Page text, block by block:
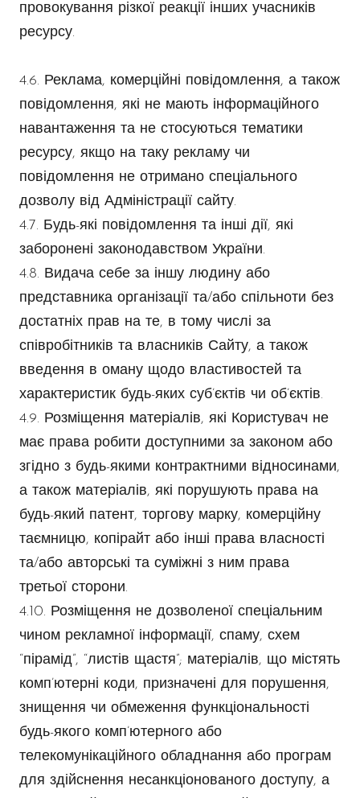
провокування різкої реакції інших учасників
ресурсу.
4.6. Реклама, комерційні повідомлення, а також
повідомлення, які не мають інформаційного
навантаження та не стосуються тематики
ресурсу, якщо на таку рекламу чи
повідомлення не отримано спеціального
дозволу від Адміністрації сайту.
4.7. Будь-які повідомлення та інші дії, які
заборонені законодавством України.
4.8. Видача себе за іншу людину або
представника організації та/або спільноти без
достатніх прав на те, в тому числі за
співробітників та власників Сайту, а також
введення в оману щодо властивостей та
характеристик будь-яких суб’єктів чи об’єктів.
4.9. Розміщення матеріалів, які Користувач не
має права робити доступними за законом або
згідно з будь-якими контрактними відносинами,
а також матеріалів, які порушують права на
будь-який патент, торгову марку, комерційну
таємницю, копірайт або інші права власності
та/або авторські та суміжні з ним права
третьої сторони.
4.10. Розміщення не дозволеної спеціальним
чином рекламної інформації, спаму, схем
“пірамід”, “листів щастя”; матеріалів, що містять
комп’ютерні коди, призначені для порушення,
знищення чи обмеження функціональності
будь-якого комп’ютерного або
телекомунікаційного обладнання або програм
для здійснення несанкціонованого доступу, а